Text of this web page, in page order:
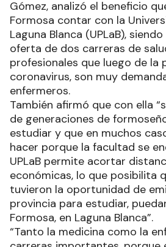
Gómez, analizó el beneficio
Formosa contar con la
Laguna Blanca (UPLaB),
oferta de dos carreras de
profesionales que luego de la
coronavirus, son muy
enfermeros.
También afirmó que con ella
de generaciones de
estudiar y que en muchos
hacer porque la facultad se
UPLaB permite acortar
económicas, lo que posibilita
tuvieron la oportunidad de
provincia para estudiar,
Formosa, en Laguna Blanca”.
“Tanto la medicina como la